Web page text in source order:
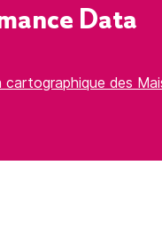
Data
cartographique des